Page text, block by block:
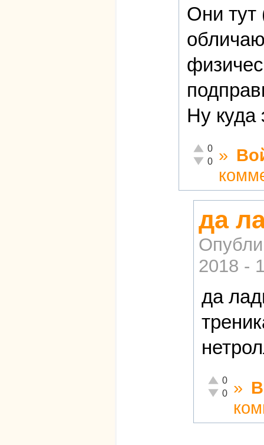
Они тут
Ну куда
Отлично!
0
Неадекватно!
0 »
да
2018 -
да
Отлично!
0
Неадекватно!
0 »